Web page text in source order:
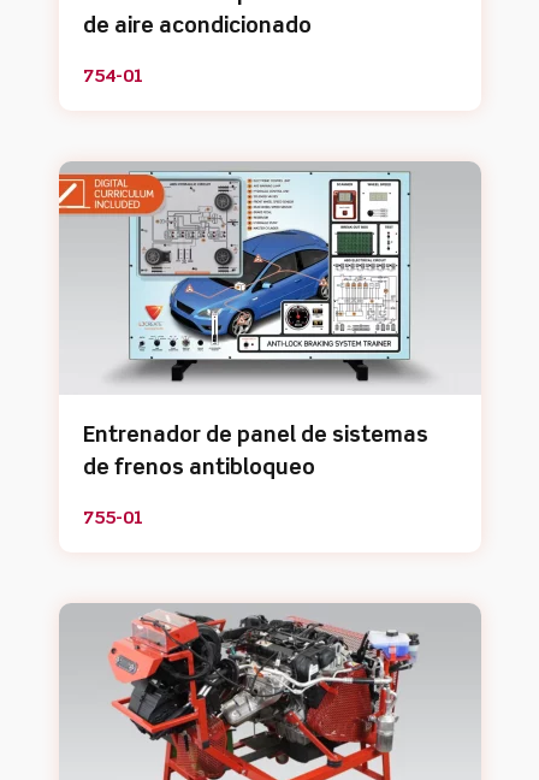
de aire acondicionado
754-01
Entrenador de panel de sistemas
de frenos antibloqueo
755-01